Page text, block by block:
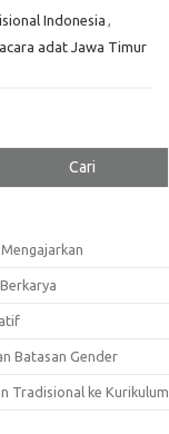
Indonesia ,
adat Jawa Timur
Cari
Batasan Gender
Tradisional ke Kurikulum